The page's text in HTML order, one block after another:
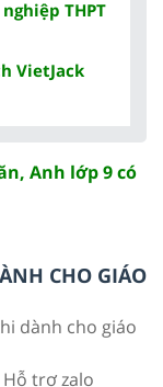
THPT
VietJack
Anh lớp 9 có
CHO GIÁO
dành cho giáo
Hỗ trợ zalo